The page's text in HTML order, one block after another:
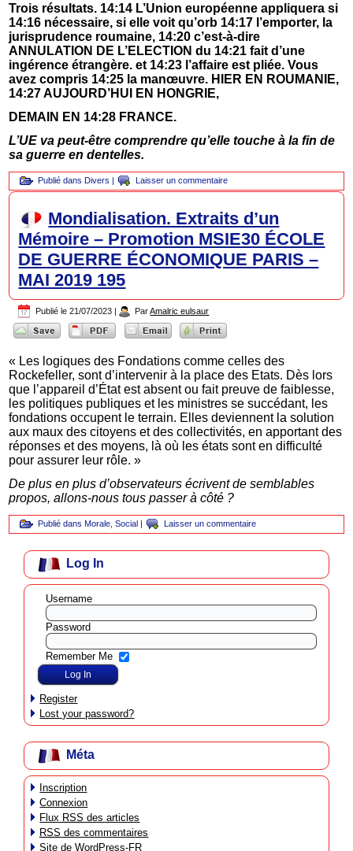
Trois résultats. 14:14 L’Union européenne appliquera si
14:16 nécessaire, si elle voit qu’orb 14:17 l’emporter, la
jurisprudence roumaine, 14:20 c’est-à-dire
ANNULATION DE L’ELECTION du 14:21 fait d’une
ingérence étrangère. et 14:23 l’affaire est pliée. Vous
avez compris 14:25 la manœuvre. HIER EN ROUMANIE,
14:27 AUJOURD’HUI EN HONGRIE,
DEMAIN EN 14:28 FRANCE.
L’UE va peut-être comprendre qu’elle touche à la fin de
sa guerre en dentelles.
Publié dans Divers | Laisser un commentaire
Mondialisation. Extraits d’un
Mémoire – Promotion MSIE30 ÉCOLE
DE GUERRE ÉCONOMIQUE PARIS –
MAI 2019 195
Publié le 21/07/2023 | Par Amalric eulsaur
« Les logiques des Fondations comme celles des
Rockefeller, sont d’intervenir à la place des Etats. Dès lors
que l’appareil d’État est absent ou fait preuve de faiblesse,
les politiques publiques et les ministres se succédant, les
fondations occupent le terrain. Elles deviennent la solution
aux maux des citoyens et des collectivités, en apportant des
réponses et des moyens, là où les états sont en difficulté
pour assurer leur rôle. »
De plus en plus d’observateurs écrivent de semblables
propos, allons-nous tous passer à côté ?
Publié dans Morale ,Social Laisser un commentaire
Log In
Username
Password
Remember Me
Register
Lost your password?
Méta
Inscription
Connexion
Flux RSS des articles
RSS des commentaires
Site de WordPress-FR